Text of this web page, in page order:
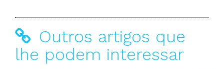
Outros artigos que
lhe podem interessar